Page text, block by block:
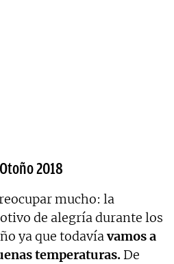
2018
mucho: la
de alegría durante los
ya que todavíavamos a
temperaturas. De